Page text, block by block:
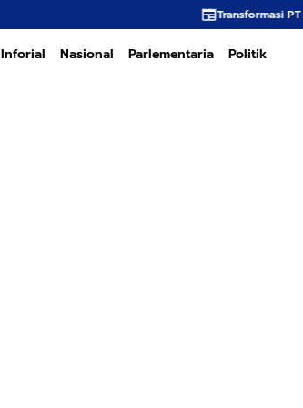
Transformasi PT PEMA
Inforial Nasional Parlementaria Politik